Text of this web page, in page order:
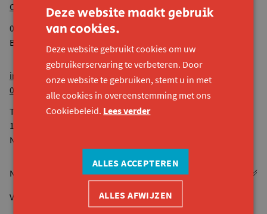
Onze andere locaties
0524.936.680 RPR Gent
BE44 7380 4118 8545
info@konekt.be
09 261 57 50
Telefonisch bereikbaar van maandag tot vrijdag van 9u tot
12u30 en van 13u tot 16u.
Niet op woensdagnamiddag.
Vacatures
Deze website maakt gebruik
van cookies.
Deze website gebruikt cookies om uw
gebruikerservaring te verbeteren. Door
onze website te gebruiken, stemt u in met
alle cookies in overeenstemming met ons
Cookiebeleid. Lees verder
ALLES ACCEPTEREN
ALLES AFWIJZEN